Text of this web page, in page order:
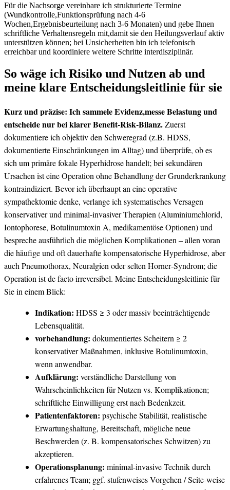
Für die Nachsorge vereinbare ich strukturierte Termine
(Wundkontrolle,Funktionsprüfung nach 4-6
Wochen,Ergebnisbeurteilung nach 3-6 Monaten) und gebe Ihnen
schriftliche Verhaltensregeln⁢ mit,damit sie den Heilungsverlauf aktiv
unterstützen können; bei Unsicherheiten bin ich telefonisch
erreichbar und koordiniere weitere Schritte interdisziplinär.⁢
So wäge ich Risiko und Nutzen ab und
meine klare Entscheidungsleitlinie für sie
Kurz und präzise: Ich sammele Evidenz,messe Belastung und
entscheide nur bei klarer Benefit-Risk‑Bilanz.Zuerst
dokumentiere ich objektiv den Schweregrad (z.B. HDSS,
dokumentierte Einschränkungen im Alltag) und überprüfe, ob es
sich um primäre fokale Hyperhidrose handelt; bei sekundären
Ursachen ist eine Operation ohne⁣ Behandlung der Grunderkrankung
kontraindiziert. Bevor ich überhaupt an eine operative
sympathektomie denke, verlange ich systematisches Versagen
konservativer und minimal-invasiver ⁣Therapien (Aluminiumchlorid,
Iontophorese, Botulinumtoxin A, medikamentöse Optionen) und
bespreche ausführlich‌ die möglichen Komplikationen – allen voran
die häufige und oft dauerhafte kompensatorische Hyperhidrose, aber
auch Pneumothorax, Neuralgien ⁢oder selten Horner‑Syndrom; die
Operation ist de facto irreversibel. Meine Entscheidungsleitlinie für
Sie in einem ⁢Blick:
Indikation: HDSS ≥ 3 oder ​massiv beeinträchtigende
Lebensqualität.
vorbehandlung: dokumentiertes Scheitern ≥‍ 2
konservativer ⁣Maßnahmen, inklusive Botulinumtoxin,
wenn anwendbar.
Aufklärung: verständliche Darstellung von
Wahrscheinlichkeiten für Nutzen vs. Komplikationen;
schriftliche Einwilligung erst nach Bedenkzeit.
Patientenfaktoren: psychische Stabilität, realistische
Erwartungshaltung, Bereitschaft, mögliche neue
Beschwerden (z. B. kompensatorisches Schwitzen) zu
akzeptieren.
Operationsplanung: minimal-invasive Technik durch
erfahrenes Team; ggf. stufenweises Vorgehen / Seite-weise